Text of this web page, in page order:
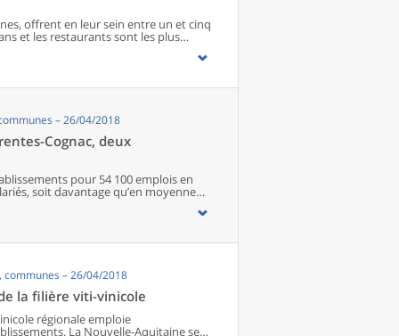
offrent en leur sein entre un et cinq
et les restaurants sont les plus
agricole. Les commerces
de façon significative que dans
encore plus large. Aux
– 26/04/2018
Cognac, deux
pour 54 100 emplois en
soit davantage qu’en moyenne
négociants, en passant par la
plan dans la filière. Parmi eux,
chaque bassin dispose d’une
les exploitations agricoles intègrent
Charentes-Cognac, les activités sont
des boissons. Dans la filière
le reste de l’économie régionale,
élevés qu’en moyenne. Enfin, les
– 26/04/2018
la filière viti-vinicole
régionale emploie
La Nouvelle-Aquitaine se